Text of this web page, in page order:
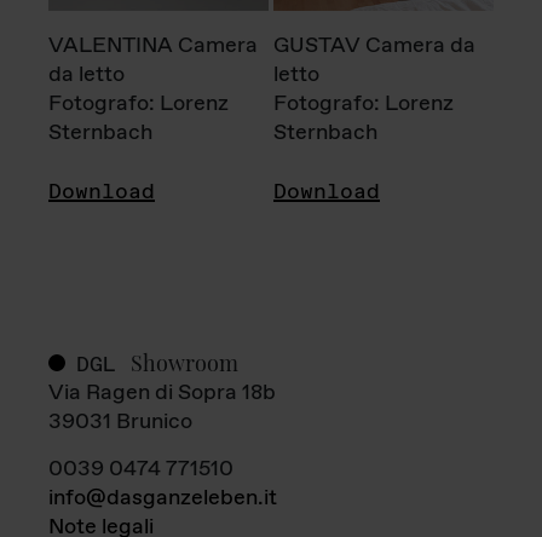
VALENTINA Camera
da letto
Fotografo: Lorenz
Sternbach
Download
GUSTAV Camera da
letto
Fotografo: Lorenz
Sternbach
Download
DGL Showroom
Via Ragen di Sopra 18b
39031 Brunico
0039 0474 771510
info@dasganzeleben.it
Note legali